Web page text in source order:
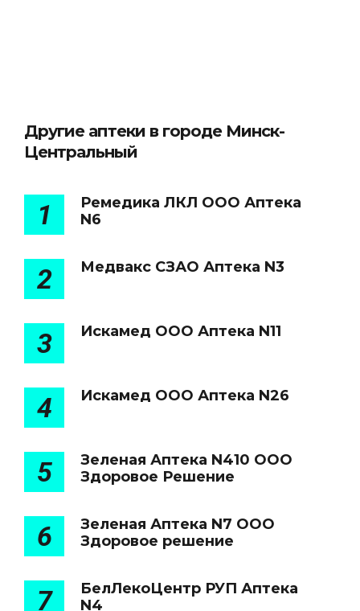
Другие аптеки в городе Минск-
Центральный
1
Ремедика ЛКЛ ООО Аптека
N6
2 Медвакс СЗАО Аптека N3
3 Искамед ООО Аптека N11
4 Искамед ООО Аптека N26
5
Зеленая Аптека N410 ООО
Здоровое Решение
6
Зеленая Аптека N7 ООО
Здоровое решение
7
БелЛекоЦентр РУП Аптека
N4